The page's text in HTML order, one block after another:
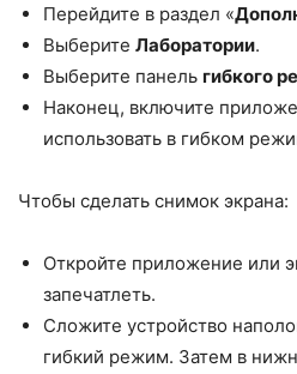
Перейдите в раздел «
Выберите Лаборатории.
Выберите панель гибкого
Наконец, включите
использовать в гибком
Чтобы сделать снимок экрана:
Откройте приложение или
запечатлеть.
Сложите устройство
гибкий режим. Затем в